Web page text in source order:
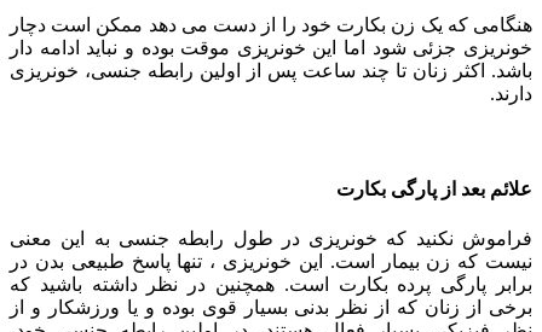
هنگامی که یک زن بکارت خود را از دست می دهد ممکن است دچار
خونریزی جزئی شود اما این خونریزی موقت بوده و نباید ادامه دار
باشد. اکثر زنان تا چند ساعت پس از اولین رابطه جنسی، خونریزی
دارند.
علائم بعد از پارگی بکارت
فراموش نکنید که خونریزی در طول رابطه جنسی به این معنی
نیست که زن بیمار است. این خونریزی ، تنها پاسخ طبیعی بدن در
برابر پارگی پرده بکارت است. همچنین در نظر داشته باشید که
برخی از زنان که از نظر بدنی بسیار قوی بوده و یا ورزشکار و از